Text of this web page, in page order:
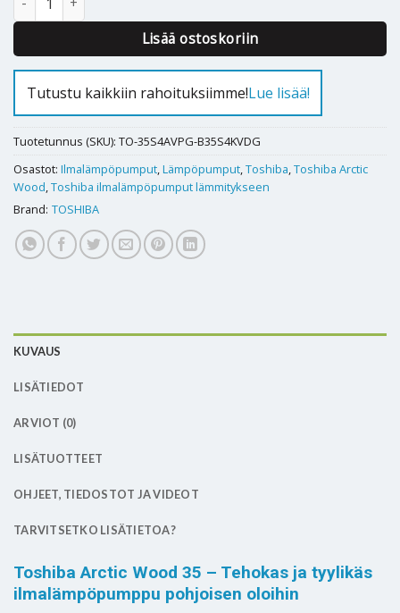
Lisää ostoskoriin
Tutustu kaikkiin rahoituksiimme!Lue lisää!
Tuotetunnus (SKU): TO-35S4AVPG-B35S4KVDG
Osastot: Ilmalämpöpumput,Lämpöpumput,Toshiba,Toshiba Arctic
Wood,Toshiba ilmalämpöpumput lämmitykseen
Brand: TOSHIBA
KUVAUS
LISÄTIEDOT
ARVIOT (0)
LISÄTUOTTEET
OHJEET, TIEDOSTOT JA VIDEOT
TARVITSETKO LISÄTIETOA?
Toshiba Arctic Wood 35 – Tehokas ja tyylikäs
ilmalämpöpumppu pohjoisen oloihin